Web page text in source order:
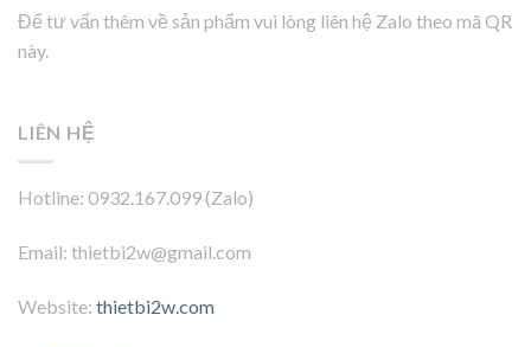
Để tư vấn thêm về sản phẩm vui lòng liên hệ Zalo theo mã QR
này.
LIÊN HỆ
Hotline: 0932.167.099 (Zalo)
Email: thietbi2w@gmail.com
Website: thietbi2w.com